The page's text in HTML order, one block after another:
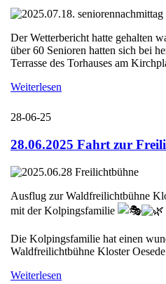
Der Wetterbericht hatte gehalten
über 60 Senioren hatten sich bei
Terrasse des Torhauses am
Weiterlesen
28-06-25
28.06.2025 Fahrt zur
Ausflug zur Waldfreilichtbühne
mit der Kolpingsfamilie
Die Kolpingsfamilie hat einen
Waldfreilichtbühne Kloster
Weiterlesen